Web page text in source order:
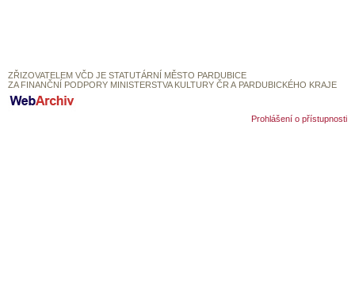
ZŘIZOVATELEM VČD JE STATUTÁRNÍ MĚSTO PARDUBICE
ZA FINANČNÍ PODPORY MINISTERSTVA KULTURY ČR A PARDUBICKÉHO KRAJE
Prohlášení o přístupnosti